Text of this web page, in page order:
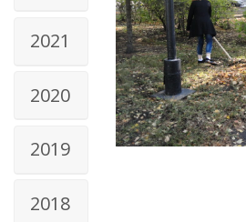
2021
2020
2019
2018